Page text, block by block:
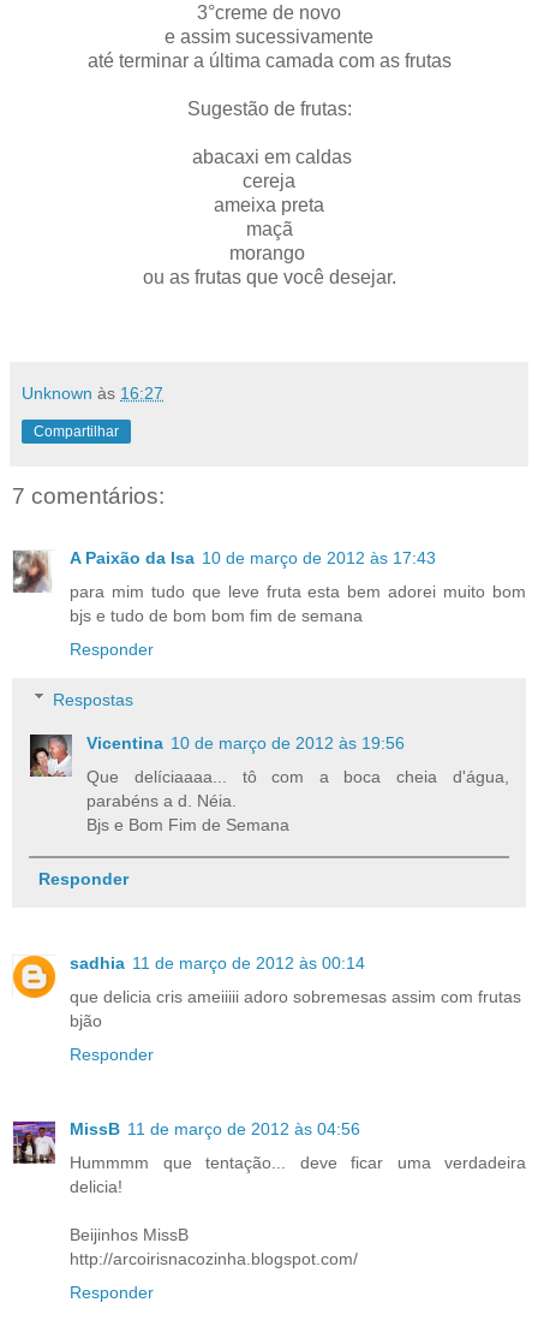
3°creme de novo
e assim sucessivamente
até terminar a última camada com as frutas
Sugestão de frutas:
abacaxi em caldas
cereja
ameixa preta
maçã
morango
ou as frutas que você desejar.
Unknown às 16:27
Compartilhar
7 comentários:
A Paixão da Isa 10 de março de 2012 às 17:43
para mim tudo que leve fruta esta bem adorei muito bom
bjs e tudo de bom bom fim de semana
Responder
Respostas
Vicentina 10 de março de 2012 às 19:56
Que delíciaaaa... tô com a boca cheia d'água,
parabéns a d. Néia.
Bjs e Bom Fim de Semana
Responder
sadhia 11 de março de 2012 às 00:14
que delicia cris ameiiiii adoro sobremesas assim com frutas
bjão
Responder
MissB 11 de março de 2012 às 04:56
Hummmm que tentação... deve ficar uma verdadeira
delicia!
Beijinhos MissB
http://arcoirisnacozinha.blogspot.com/
Responder